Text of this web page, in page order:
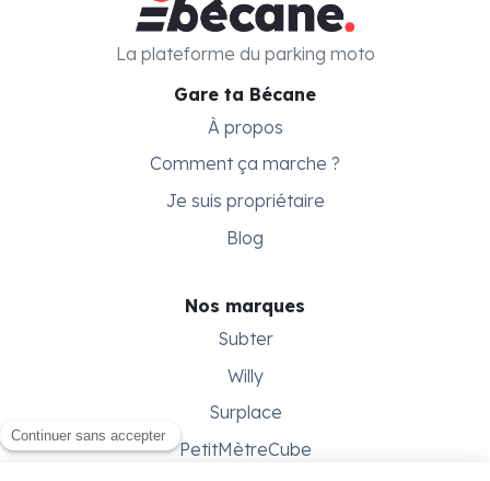
Gare ta Bécane
À propos
Comment ça marche ?
Je suis propriétaire
Blog
Nos marques
Subter
Willy
Surplace
PetitMètreCube
La plateforme du parking moto